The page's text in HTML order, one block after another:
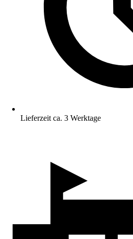
Lieferzeit ca. 3 Werktage